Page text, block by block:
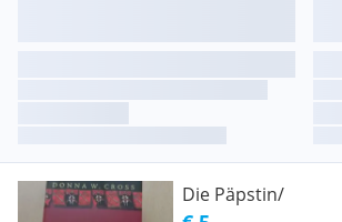
Die Päpstin/